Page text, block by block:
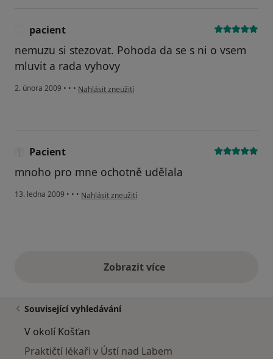
pacient
nemuzu si stezovat. Pohoda da se s ni o vsem
mluvit a rada vyhovy
2. února 2009 • • • podle názoru uživatele pacient
Nahlásit zneužití
Pacient
mnoho pro mne ochotně udělala
13. ledna 2009 • • • podle názoru uživatele Pacient
Nahlásit zneužití
Zobrazit vícevýše uvedené názory
Související vyhledávání
V okolí Košťan
Praktičtí lékaři v Ústí nad Labem